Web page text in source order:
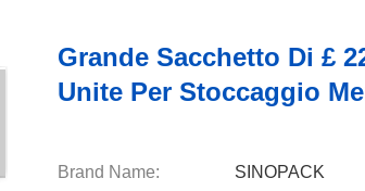
Grande Sacchetto Di £
Unite Per Stoccaggio
Brand Name: SINOPACK